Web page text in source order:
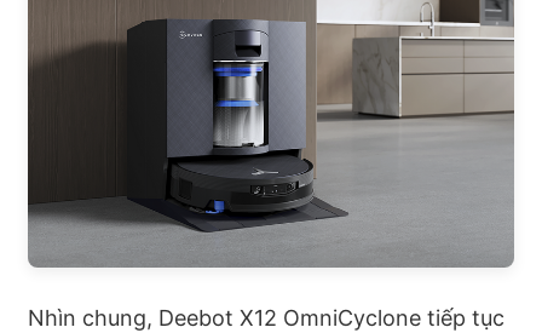
Nhìn chung, Deebot X12 OmniCyclone tiếp tục